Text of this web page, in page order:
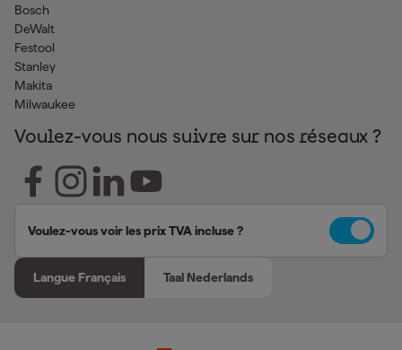
Bosch
DeWalt
Festool
Stanley
Makita
Milwaukee
Voulez-vous nous suivre sur nos réseaux ?
Voulez-vous voir les prix TVA incluse ?
Langue Français Taal Nederlands